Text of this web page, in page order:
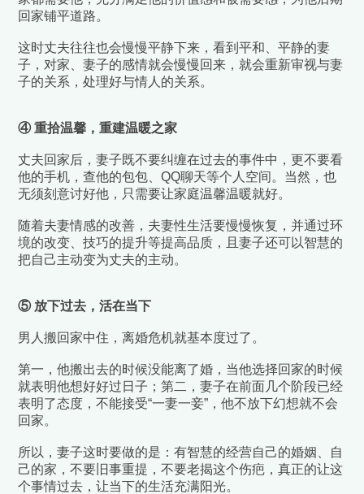
回家铺平道路。
这时丈夫往往也会慢慢平静下来，看到平和、平静的妻
子，对家、妻子的感情就会慢慢回来，就会重新审视与妻
子的关系，处理好与情人的关系。
④ 重拾温馨，重建温暖之家
丈夫回家后，妻子既不要纠缠在过去的事件中，更不要看
他的手机，查他的包包、QQ聊天等个人空间。当然，也
无须刻意讨好他，只需要让家庭温馨温暖就好。
随着夫妻情感的改善，夫妻性生活要慢慢恢复，并通过环
境的改变、技巧的提升等提高品质，且妻子还可以智慧的
把自己主动变为丈夫的主动。
⑤ 放下过去，活在当下
男人搬回家中住，离婚危机就基本度过了。
第一，他搬出去的时候没能离了婚，当他选择回家的时候
就表明他想好好过日子；第二，妻子在前面几个阶段已经
表明了态度，不能接受“一妻一妾”，他不放下幻想就不会
回家。
所以，妻子这时要做的是：有智慧的经营自己的婚姻、自
己的家，不要旧事重提，不要老揭这个伤疤，真正的让这
个事情过去，让当下的生活充满阳光。